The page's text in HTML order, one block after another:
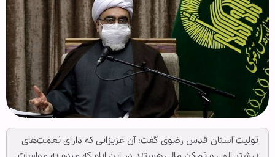
تولیت آستان قدس رضوی گفت: آن عزیزانی که دارای نعمت‌های